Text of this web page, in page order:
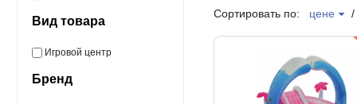
Вид товара
Игровой центр
Бренд
Сортировать по: цене